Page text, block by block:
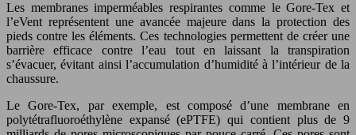
Les membranes imperméables respirantes comme le Gore-Tex et
l’eVent représentent une avancée majeure dans la protection des
pieds contre les éléments. Ces technologies permettent de créer une
barrière efficace contre l’eau tout en laissant la transpiration
s’évacuer, évitant ainsi l’accumulation d’humidité à l’intérieur de la
chaussure.
Le Gore-Tex, par exemple, est composé d’une membrane en
polytétrafluoroéthylène expansé (ePTFE) qui contient plus de 9